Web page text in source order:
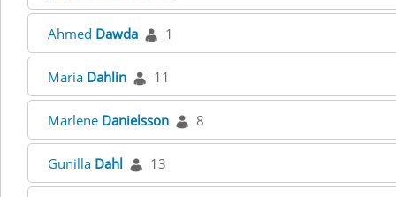
Ahmed Dawda 1
Maria Dahlin 11
Marlene Danielsson 8
Gunilla Dahl 13